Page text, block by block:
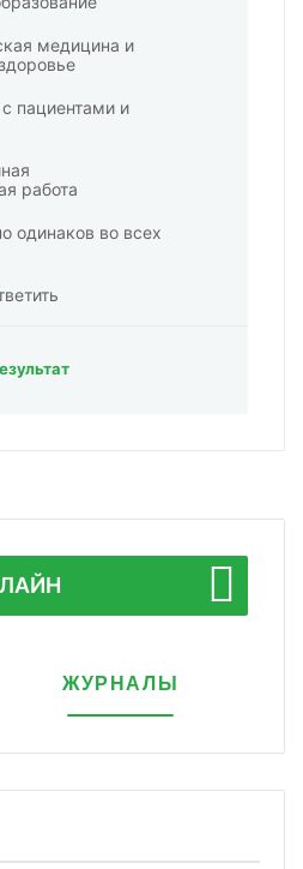
медицина и
пациентами и
работа
одинаков во всех
ЖУРНАЛЫ